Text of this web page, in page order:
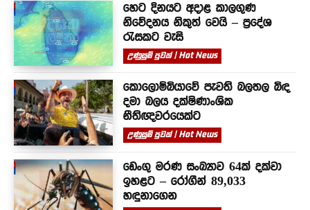
හෙට දිනයට අදාළ කාලගුණ
නිවේදනය නිකුත් වෙයි – ප්‍රදේශ
රැසකට වැසි
උණුසුම් පුවත් | Hot News
කොලොම්බියාවේ පැවති බලතල බිඳ
දමා බලය දක්ෂිණාංශික
නීතිඥවරයෙක්ට
උණුසුම් පුවත් | Hot News
ඩෙංගු මරණ සංඛ්‍යාව 64ක් දක්වා
ඉහළට – රෝගීන් 89,033
හඳුනාගෙන